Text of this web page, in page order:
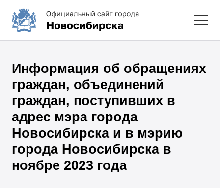
Информация об обращениях
граждан, объединений
граждан, поступивших в
адрес мэра города
Новосибирска и в мэрию
города Новосибирска в
ноябре 2023 года